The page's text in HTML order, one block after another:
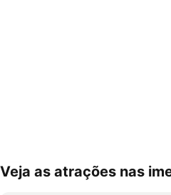
Ampliar mapa
Veja as atrações nas